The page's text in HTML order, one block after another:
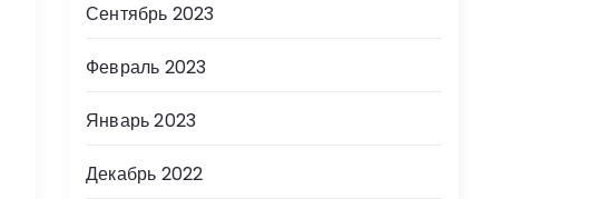
Сентябрь 2023
Февраль 2023
Январь 2023
Декабрь 2022